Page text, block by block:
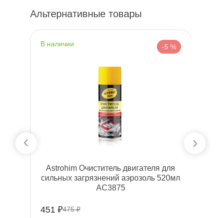
Альтернативные товары
наличии -5 %
Astrohim Очиститель двигателя для
сильных загрязнений аэрозоль 520мл
AC3875
451 ₽475 ₽